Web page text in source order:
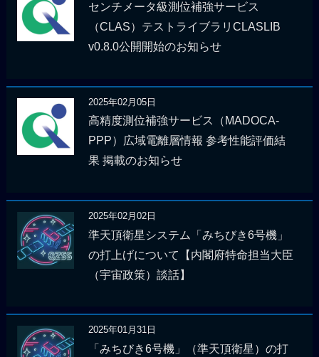
センチメータ級測位補強サービス
（CLAS）テストライブラリCLASLIB
v0.8.0公開開始のお知らせ
2025年02月05日
高精度測位補強サービス（MADOCA-
PPP）広域電離層情報 参考性能評価結
果 掲載のお知らせ
2025年02月02日
準天頂衛星システム「みちびき6号機」
の打上げについて【内閣府特命担当大臣
（宇宙政策）談話】
2025年01月31日
「みちびき6号機」（準天頂衛星）の打